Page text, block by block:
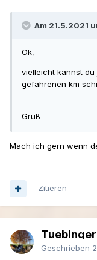
Am 21.5.2021
Ok,
vielleicht kannst
gefahrenen km
Gruß
Mach ich gern wenn
Zitieren
Tuebinger
Geschrieben